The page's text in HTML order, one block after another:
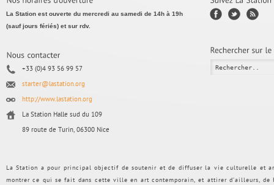
La Station est ouverte du mercredi au samedi de 14h à 19h
(sauf jours fériés) et sur rdv.
+33 (0)4 93 56 99 57
starter@lastation.org
http://www.lastation.org
La Station Halle sud du 109
89 route de Turin, 06300 Nice
La Station a pour principal objectif de soutenir et de diffuser la vie culturelle et
montrer ce qui se fait dans cette ville en art contemporain, et attirer d’ailleurs, de